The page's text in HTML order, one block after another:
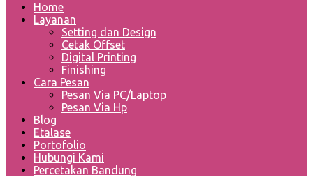
Home
Layanan
Setting dan Design
Cetak Offset
Digital Printing
Finishing
Cara Pesan
Pesan Via PC/Laptop
Pesan Via Hp
Blog
Etalase
Portofolio
Hubungi Kami
Percetakan Bandung